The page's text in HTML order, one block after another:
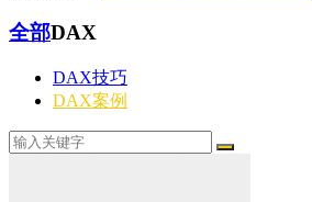
全部DAX
DAX技巧
DAX案例